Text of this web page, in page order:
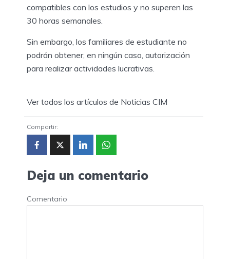
compatibles con los estudios y no superen las
30 horas semanales.
Sin embargo, los familiares de estudiante no
podrán obtener, en ningún caso, autorización
para realizar actividades lucrativas.
Ver todos los artículos de Noticias CIM
Compartir:
Deja un comentario
Comentario